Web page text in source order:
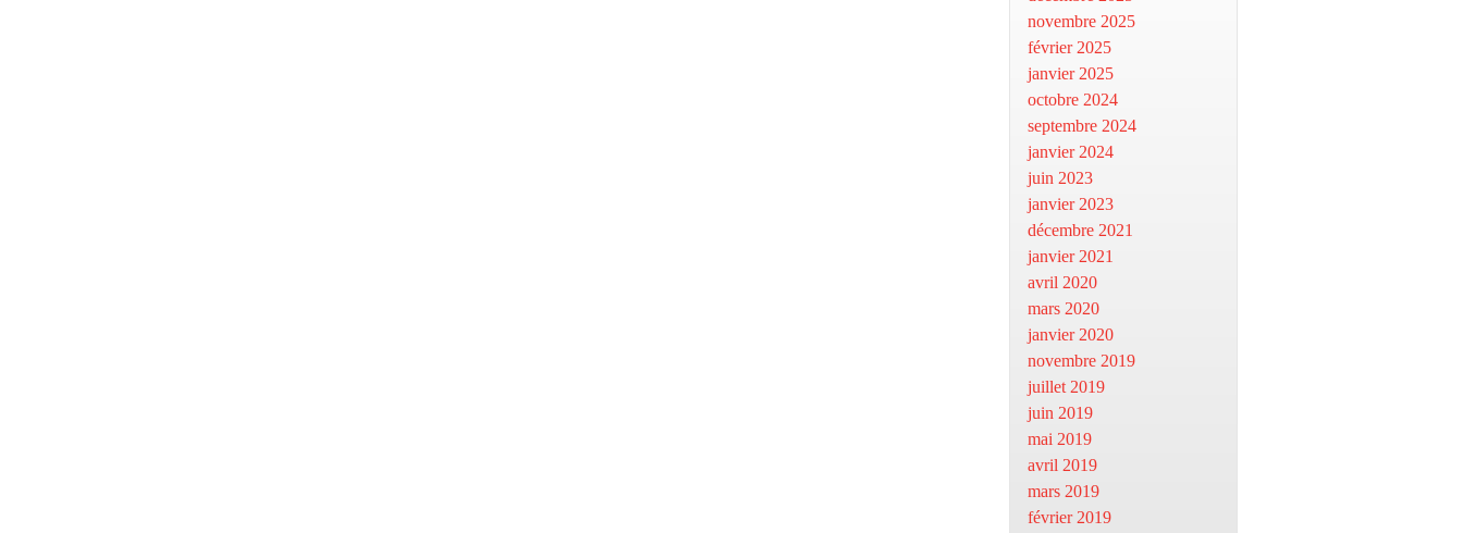
novembre 2025
février 2025
janvier 2025
octobre 2024
septembre 2024
janvier 2024
juin 2023
janvier 2023
décembre 2021
janvier 2021
avril 2020
mars 2020
janvier 2020
novembre 2019
juillet 2019
juin 2019
mai 2019
avril 2019
mars 2019
février 2019